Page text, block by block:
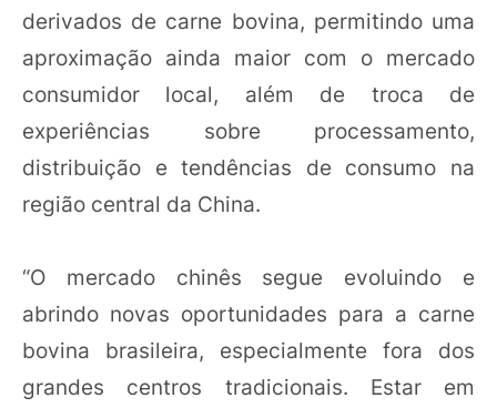
derivados de carne bovina, permitindo uma
aproximação ainda maior com o mercado
consumidor local, além de troca de
experiências sobre processamento,
distribuição e tendências de consumo na
região central da China.
“O mercado chinês segue evoluindo e
abrindo novas oportunidades para a carne
bovina brasileira, especialmente fora dos
grandes centros tradicionais. Estar em